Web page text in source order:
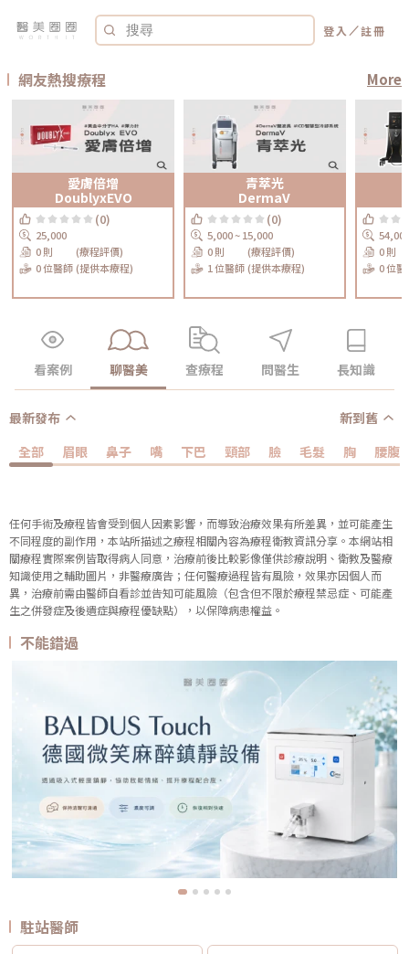
登入 ／註冊
網友熱搜療程 More
愛膚倍增
DoublyxEVO
(0)
25,000
0 則
(療程評價)
0 位醫師 (提供本療程)
青萃光
DermaV
(0)
5,000 ~ 15,000
0 則
(療程評價)
1 位醫師(提供本療程)
54,000
0 則
0 位醫
看案例 聊醫美 查療程 問醫生 長知識
最新發布
新到舊
全部
眉眼 鼻子 嘴 下巴 頸部 臉 毛髮 胸 腰腹
任何手術及療程皆會受到個人因素影響，而導致治療效果有所差異，並可能產生
不同程度的副作用，本站所描述之療程相關內容為療程衛教資訊分享。本網站相
關療程實際案例皆取得病人同意，治療前後比較影像僅供診療說明、衛教及醫療
知識使用之輔助圖片，非醫療廣告；任何醫療過程皆有風險，效果亦因個人而
異，治療前需由醫師自看診並告知可能風險（包含但不限於療程禁忌症、可能產
生之併發症及後遺症與療程優缺點），以保障病患權益。
不能錯過
駐站醫師